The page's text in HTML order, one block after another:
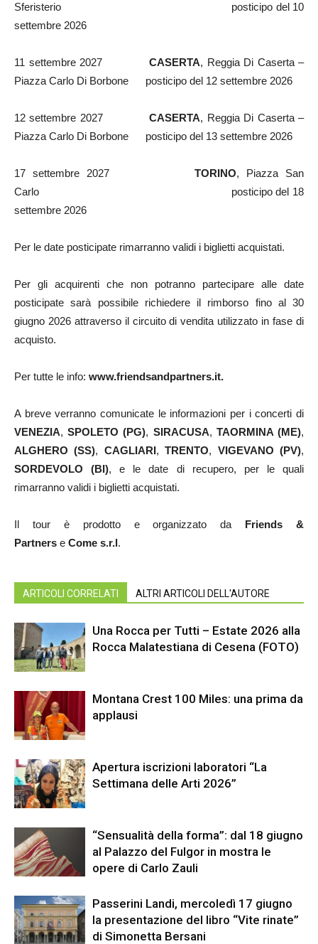
Sferisterio posticipo del 10
settembre 2026
11 settembre 2027 CASERTA, Reggia Di Caserta –
Piazza Carlo Di Borbone posticipo del 12 settembre 2026
12 settembre 2027CASERTA, Reggia Di Caserta –
Piazza Carlo Di Borbone posticipo del 13 settembre 2026
17 settembre 2027 TORINO, Piazza San
Carlo posticipo del 18
settembre 2026
Per le date posticipate rimarranno validi i biglietti acquistati.
Per gli acquirenti che non potranno partecipare alle date
posticipate sarà possibile richiedere il rimborso fino al 30
giugno 2026 attraverso il circuito di vendita utilizzato in fase di
acquisto.
Per tutte le info: www.friendsandpartners.it.
A breve verranno comunicate le informazioni per i concerti di
VENEZIA,SPOLETO (PG), SIRACUSA, TAORMINA (ME),
ALGHERO (SS), CAGLIARI,TRENTO, VIGEVANO (PV),
SORDEVOLO
(BI), e le date di recupero, per le quali
rimarranno validi i biglietti acquistati.
Il tour è prodotto e organizzato da Friends &
Partners e Come s.r.l.
ARTICOLI CORRELATI ALTRI ARTICOLI DELL'AUTORE
Una Rocca per Tutti – Estate 2026 alla
Rocca Malatestiana di Cesena (FOTO)
Montana Crest 100 Miles: una prima da
applausi
Apertura iscrizioni laboratori “La
Settimana delle Arti 2026”
“Sensualità della forma”: dal 18 giugno
al Palazzo del Fulgor in mostra le
opere di Carlo Zauli
Passerini Landi, mercoledì 17 giugno
la presentazione del libro “Vite rinate”
di Simonetta Bersani